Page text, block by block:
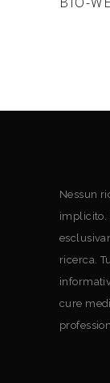
Nessun
implicito.
ricerca.
cure